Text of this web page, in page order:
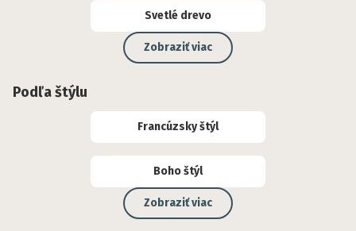
Svetlé drevo
Zobraziť viac
Podľa štýlu
Francúzsky štýl
Boho štýl
Zobraziť viac